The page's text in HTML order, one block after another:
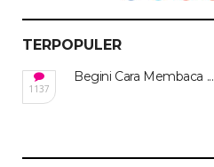
TERPOPULER
1137
Begini Cara Membaca ...